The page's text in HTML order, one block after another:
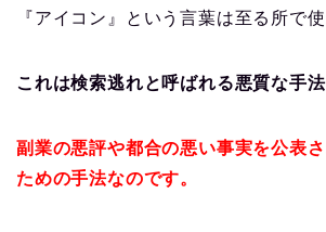
『アイコン』という言葉は至る所で
これは検索逃れと呼ばれる悪質な手法
副業の悪評や都合の悪い事実を公表
ための手法なのです。